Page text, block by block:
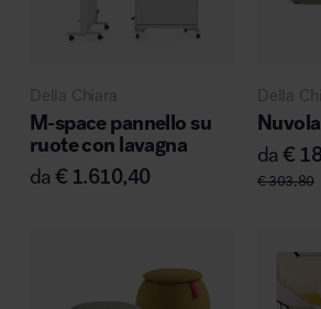
Della Chiara
M-space pannello su
ruote con lavagna
da€ 1.610,40
Della
da€
€303,80